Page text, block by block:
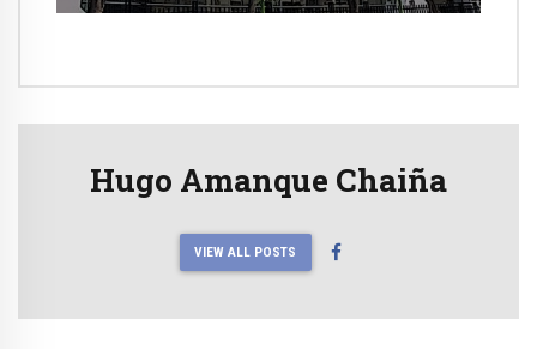
Hugo Amanque Chaiña
VIEW ALL POSTS